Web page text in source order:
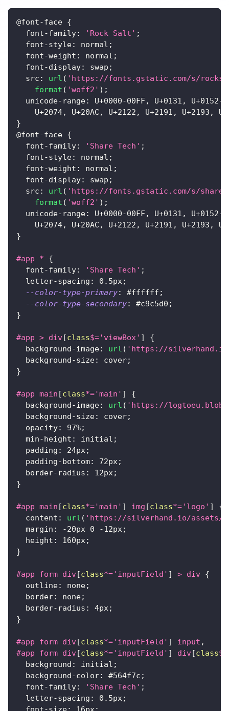
@font-face {
font-family: 'Rock Salt' ;
font-style: normal ;
font-weight : normal ;
font-display: swap ;
src : url ( 'https://fonts.gstatic.com/s/rocksalt/
format ( 'woff2' ) ;
unicode-range: U+0000-00FF, U+0131 , U+0152-
    U+
2074, U+20AC , U+2122 , U+2191 , U+2193 , U+
}
@font-face {
font-family: 'Share Tech' ;
font-style: normal ;
font-weight : normal ;
font-display: swap ;
src : url ( 'https://fonts.gstatic.com/s/
format ( 'woff2' ) ;
unicode-range: U+0000-00FF, U+0131 , U+0152-
    U+
2074, U+20AC , U+2122 , U+2191 , U+2193 , U+
}
#app *
{
font-family: 'Share Tech' ;
letter-spacing : 0.5px;
--color-type-primary: #ffffff ;
--color-type-secondary: #c9c5d0 ;
}
#app > div[class$='viewBox' ]
{
background-image: url ( 'https://
background-size: cover;
}
#app main [class*='main' ]
{
background-image: url ( 'https://
background-size: cover;
opacity: 97%;
min-height : initial ;
padding : 24px;
padding-bottom: 72px;
border-radius : 12px;
}
#app main [class*='main' ] img [class*='logo' ]
{
content : url ( 'https://silverhand.io/assets/
margin : -20px 0 -12px;
height : 160px;
}
#app form div[class*='inputField' ] > div {
outline: none;
border: none;
border-radius : 4px;
}
#app form div[class*='inputField' ] input ,
#app form div[class*='inputField' ] div[class$=
background : initial ;
background-color: #564f7c ;
font-family: 'Share Tech' ;
letter-spacing : 0.5px;